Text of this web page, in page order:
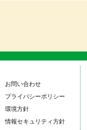
お問い合わせ
プライバシーポリシー
環境方針
情報セキュリティ方針